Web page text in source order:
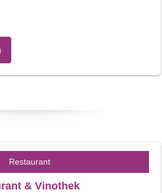
Restaurant
& Vinothek